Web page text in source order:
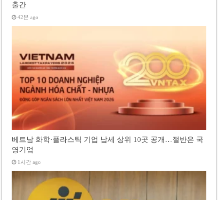
출간
42분 ago
베트남 화학·플라스틱 기업 납세 상위 10곳 공개…절반은 국
영기업
1시간 ago